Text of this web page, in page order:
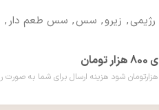
رژیمی, زیرو, سس, سس طعم دار ,